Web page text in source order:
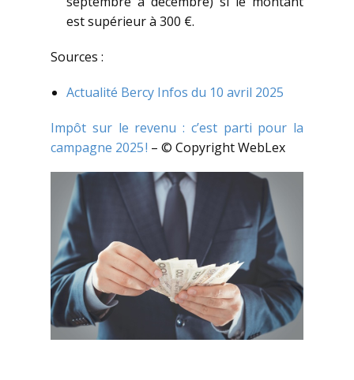
est supérieur à 300 €.
Sources :
Actualité Bercy Infos du 10 avril 2025
Impôt sur le revenu : c’est parti pour la
campagne 2025 ! – © Copyright WebLex